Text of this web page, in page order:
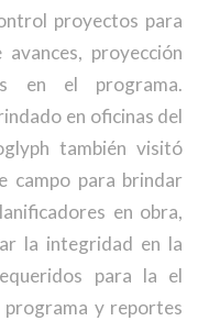
proyectos para
avances, proyección
en el programa.
en oficinas del
también visitó
campo para brindar
en obra,
la integridad en la
para la el
programa y reportes